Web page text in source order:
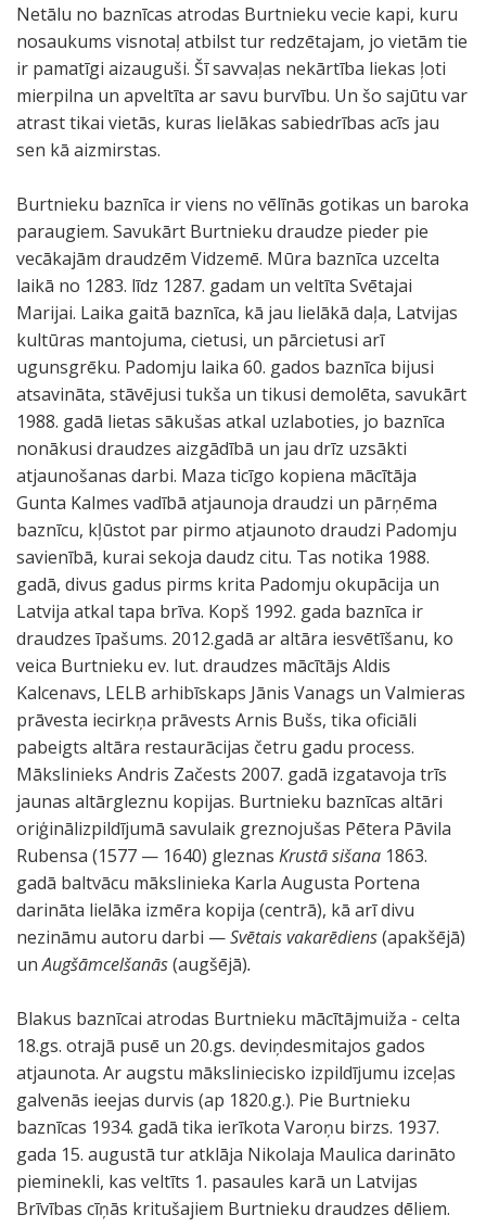
Netālu no baznīcas atrodas Burtnieku vecie kapi, kuru
nosaukums visnotaļ atbilst tur redzētajam, jo vietām tie
ir pamatīgi aizauguši. Šī savvaļas nekārtība liekas ļoti
mierpilna un apveltīta ar savu burvību. Un šo sajūtu var
atrast tikai vietās, kuras lielākas sabiedrības acīs jau
sen kā aizmirstas.
Burtnieku baznīca ir viens no vēlīnās gotikas un baroka
paraugiem. Savukārt Burtnieku draudze pieder pie
vecākajām draudzēm Vidzemē. Mūra baznīca uzcelta
laikā no 1283. līdz 1287. gadam un veltīta Svētajai
Marijai. Laika gaitā baznīca, kā jau lielākā daļa, Latvijas
kultūras mantojuma, cietusi, un pārcietusi arī
ugunsgrēku. Padomju laika 60. gados baznīca bijusi
atsavināta, stāvējusi tukša un tikusi demolēta, savukārt
1988. gadā lietas sākušas atkal uzlaboties, jo baznīca
nonākusi draudzes aizgādībā un jau drīz uzsākti
atjaunošanas darbi. Maza ticīgo kopiena mācītāja
Gunta Kalmes vadībā atjaunoja draudzi un pārņēma
baznīcu, kļūstot par pirmo atjaunoto draudzi Padomju
savienībā, kurai sekoja daudz citu. Tas notika 1988.
gadā, divus gadus pirms krita Padomju okupācija un
Latvija atkal tapa brīva. Kopš 1992. gada baznīca ir
draudzes īpašums. 2012.gadā ar altāra iesvētīšanu, ko
veica Burtnieku ev. lut. draudzes mācītājs Aldis
Kalcenavs, LELB arhibīskaps Jānis Vanags un Valmieras
prāvesta iecirkņa prāvests Arnis Bušs, tika oficiāli
pabeigts altāra restaurācijas četru gadu process.
Mākslinieks Andris Začests 2007. gadā izgatavoja trīs
jaunas altārgleznu kopijas. Burtnieku baznīcas altāri
oriģinālizpildījumā savulaik greznojušas Pētera Pāvila
Rubensa (1577 — 1640) gleznas Krustā sišana 1863.
gadā baltvācu mākslinieka Karla Augusta Portena
darināta lielāka izmēra kopija (centrā), kā arī divu
nezināmu autoru darbi —Svētais vakarēdiens(apakšējā)
unAugšāmcelšanās(augšējā).
Blakus baznīcai atrodas Burtnieku mācītājmuiža - celta
18.gs. otrajā pusē un 20.gs. deviņdesmitajos gados
atjaunota. Ar augstu māksliniecisko izpildījumu izceļas
galvenās ieejas durvis (ap 1820.g.). Pie Burtnieku
baznīcas 1934. gadā tika ierīkota Varoņu birzs. 1937.
gada 15. augustā tur atklāja Nikolaja Maulica darināto
pieminekli, kas veltīts 1. pasaules karā un Latvijas
Brīvības cīņās kritušajiem Burtnieku draudzes dēliem.